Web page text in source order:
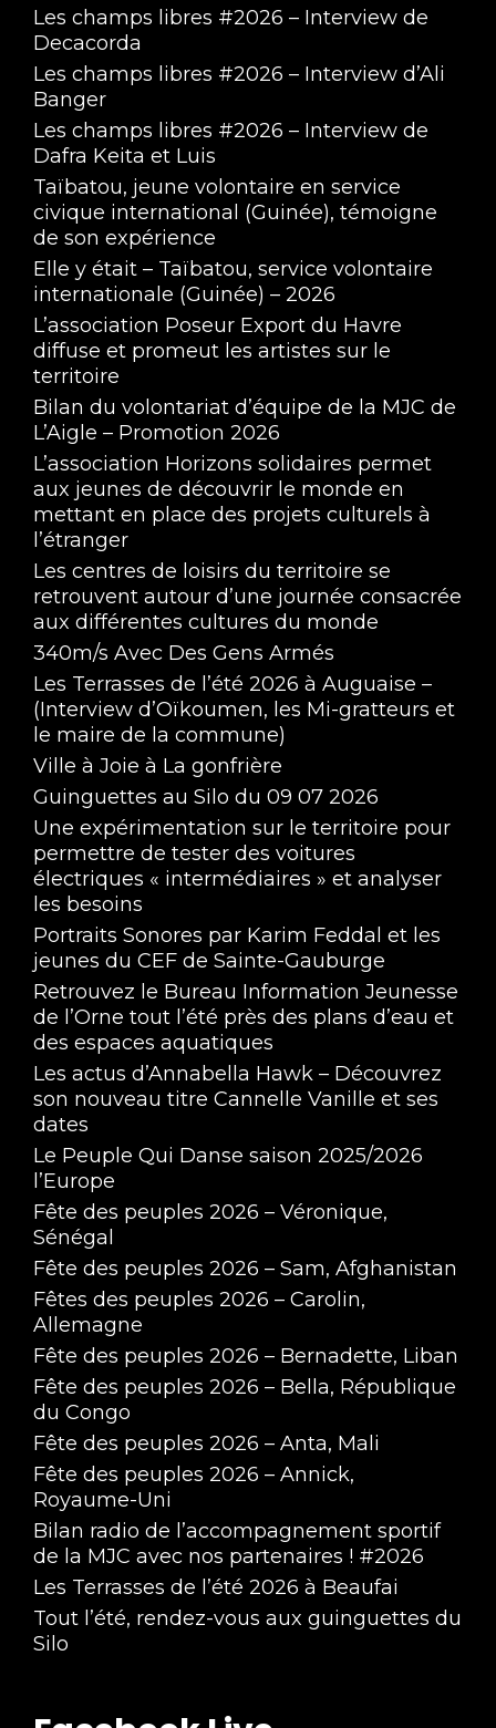
Les champs libres #2026 – Interview de
Decacorda
Les champs libres #2026 – Interview d’Ali
Banger
Les champs libres #2026 – Interview de
Dafra Keita et Luis
Taïbatou, jeune volontaire en service
civique international (Guinée), témoigne
de son expérience
Elle y était – Taïbatou, service volontaire
internationale (Guinée) – 2026
L’association Poseur Export du Havre
diffuse et promeut les artistes sur le
territoire
Bilan du volontariat d’équipe de la MJC de
L’Aigle – Promotion 2026
L’association Horizons solidaires permet
aux jeunes de découvrir le monde en
mettant en place des projets culturels à
l’étranger
Les centres de loisirs du territoire se
retrouvent autour d’une journée consacrée
aux différentes cultures du monde
340m/s Avec Des Gens Armés
Les Terrasses de l’été 2026 à Auguaise –
(Interview d’Oïkoumen, les Mi-gratteurs et
le maire de la commune)
Ville à Joie à La gonfrière
Guinguettes au Silo du 09 07 2026
Une expérimentation sur le territoire pour
permettre de tester des voitures
électriques « intermédiaires » et analyser
les besoins
Portraits Sonores par Karim Feddal et les
jeunes du CEF de Sainte-Gauburge
Retrouvez le Bureau Information Jeunesse
de l’Orne tout l’été près des plans d’eau et
des espaces aquatiques
Les actus d’Annabella Hawk – Découvrez
son nouveau titre Cannelle Vanille et ses
dates
Le Peuple Qui Danse saison 2025/2026
l’Europe
Fête des peuples 2026 – Véronique,
Sénégal
Fête des peuples 2026 – Sam, Afghanistan
Fêtes des peuples 2026 – Carolin,
Allemagne
Fête des peuples 2026 – Bernadette, Liban
Fête des peuples 2026 – Bella, République
du Congo
Fête des peuples 2026 – Anta, Mali
Fête des peuples 2026 – Annick,
Royaume-Uni
Bilan radio de l’accompagnement sportif
de la MJC avec nos partenaires ! #2026
Les Terrasses de l’été 2026 à Beaufai
Tout l’été, rendez-vous aux guinguettes du
Silo